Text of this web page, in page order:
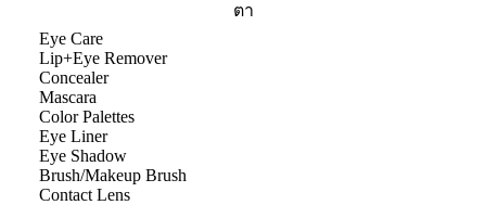
ตา
Eye Care
Lip+Eye Remover
Concealer
Mascara
Color Palettes
Eye Liner
Eye Shadow
Brush/Makeup Brush
Contact Lens